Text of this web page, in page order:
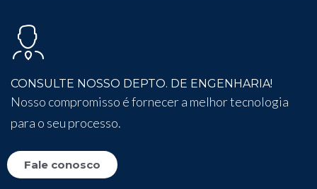
CONSULTE NOSSO DEPTO. DE ENGENHARIA!
Nosso compromisso é fornecer a melhor tecnologia
para o seu processo.
Fale conosco